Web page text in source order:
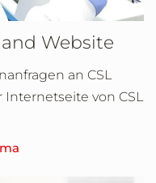
Website
an CSL
Internetseite von CSL